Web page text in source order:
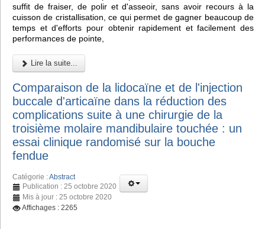
suffit de fraiser, de polir et d'asseoir, sans avoir recours à la
cuisson de cristallisation, ce qui permet de gagner beaucoup de
temps et d'efforts pour obtenir rapidement et facilement des
performances de pointe,
Lire la suite...
Comparaison de la lidocaïne et de l'injection
buccale d'articaïne dans la réduction des
complications suite à une chirurgie de la
troisième molaire mandibulaire touchée : un
essai clinique randomisé sur la bouche
fendue
Catégorie :Abstract
Publication : 25 octobre 2020
Mis à jour : 25 octobre 2020
Affichages : 2265